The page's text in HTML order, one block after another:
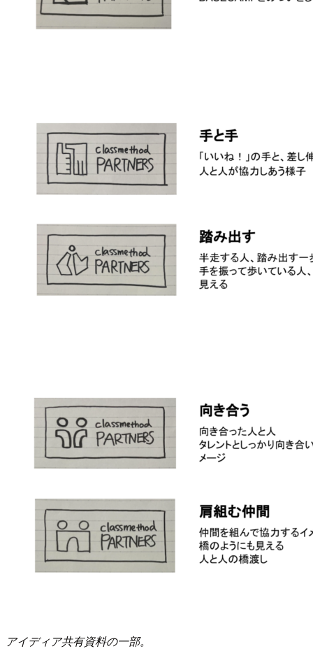
アイディア共有資料の一部。